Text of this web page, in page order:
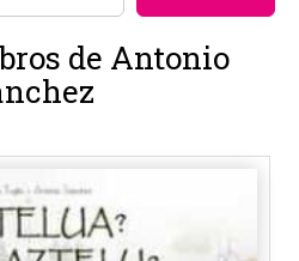
de Antonio